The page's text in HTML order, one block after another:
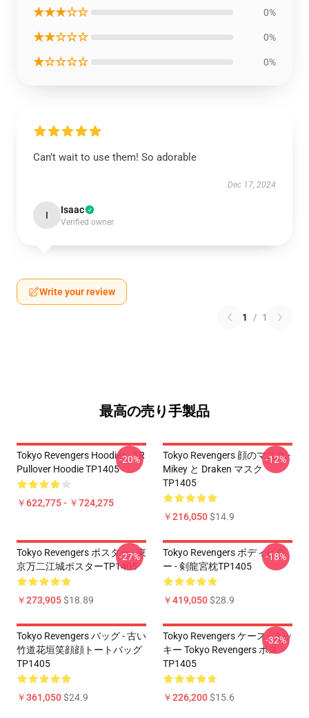
★★★☆☆ 0%
★★☆☆☆ 0%
★☆☆☆☆ 0%
Can’t wait to use them! So adorable
Dec 17, 2024
I Isaac
Verified owner
Write your review
1 / 1
最高の売り手製品
Tokyo Revengers Hoodies - TR
Pullover Hoodie TP1405
￥622,775 - ￥724,275
-20%
Tokyo Revengers 顔のマスク -
Mikey と Draken マスク
TP1405
￥216,050$14.9
-12%
Tokyo Revengers ポスター - 東
京万二江城ポスターTP1405
￥273,905$18.89
-27%
Tokyo Revengers ボディピロ
ー - 剣龍宮枕TP1405
￥419,050$28.9
-18%
Tokyo Revengers バッグ - 古い
竹道花垣笑顔顔トートバッグ
TP1405
￥361,050$24.9
Tokyo Revengers ケース - ミッ
キー Tokyo Revengers ボス
TP1405
￥226,200$15.6
-32%